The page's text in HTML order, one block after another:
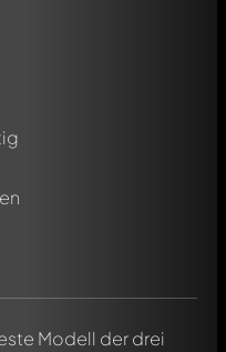
Modell der drei